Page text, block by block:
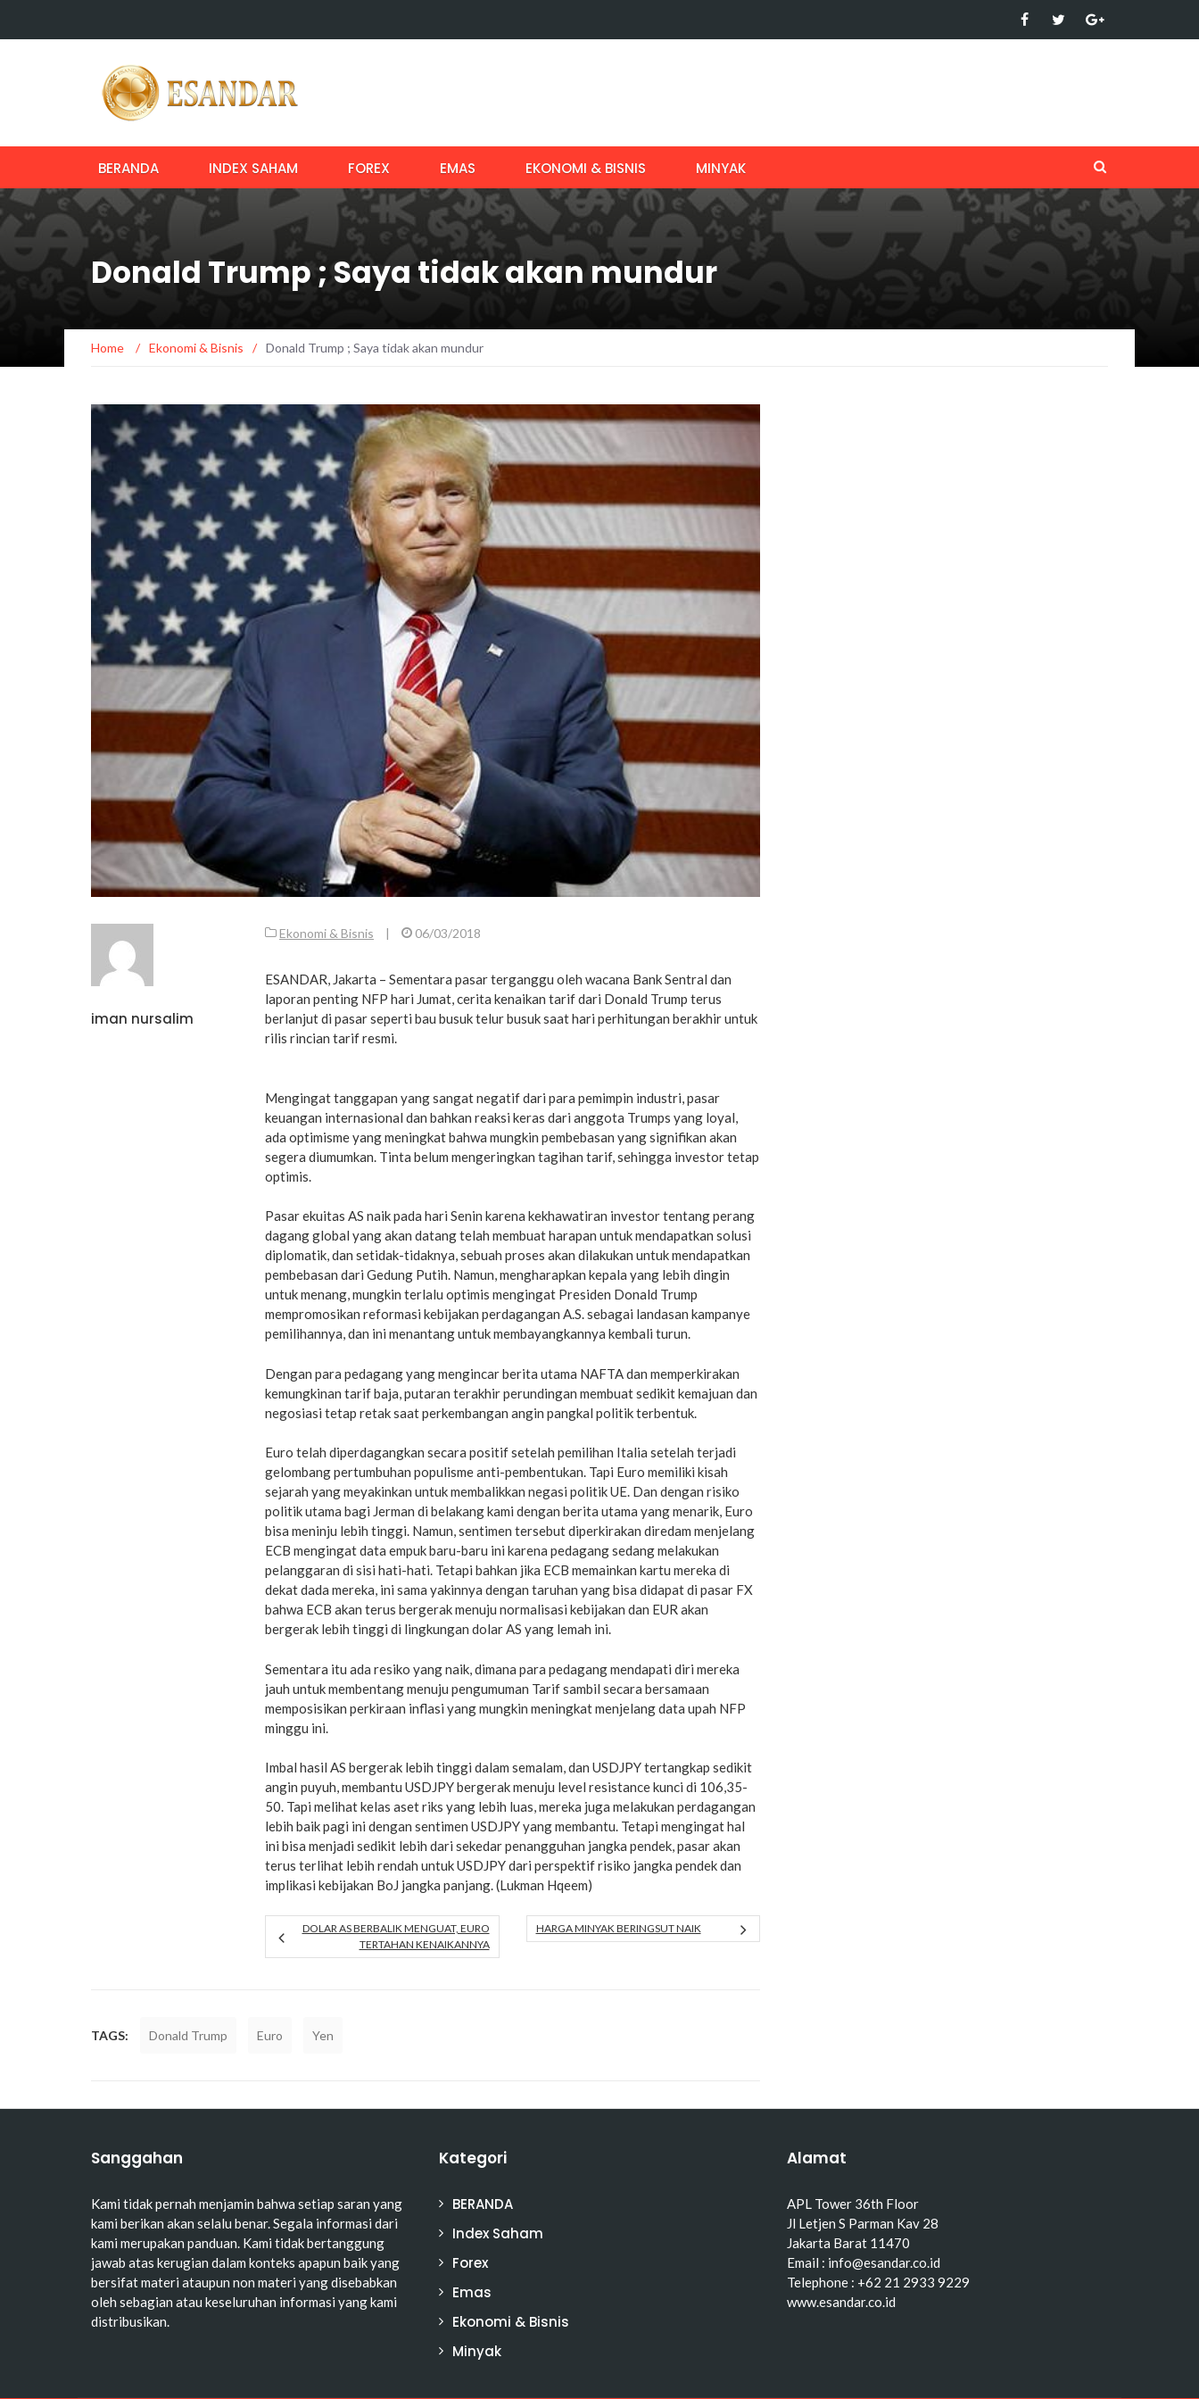
BERANDA INDEX SAHAM FOREX EMAS EKONOMI & BISNIS MINYAK
Donald Trump ; Saya tidak akan mundur
Home / Ekonomi & Bisnis / Donald Trump ; Saya tidak akan mundur
iman nursalim
Ekonomi & Bisnis | 06/03/2018
ESANDAR, Jakarta – Sementara pasar terganggu oleh wacana Bank Sentral dan
laporan penting NFP hari Jumat, cerita kenaikan tarif dari Donald Trump terus
berlanjut di pasar seperti bau busuk telur busuk saat hari perhitungan berakhir untuk
rilis rincian tarif resmi.
Mengingat tanggapan yang sangat negatif dari para pemimpin industri, pasar
keuangan internasional dan bahkan reaksi keras dari anggota Trumps yang loyal,
ada optimisme yang meningkat bahwa mungkin pembebasan yang signifikan akan
segera diumumkan. Tinta belum mengeringkan tagihan tarif, sehingga investor tetap
optimis.
Pasar ekuitas AS naik pada hari Senin karena kekhawatiran investor tentang perang
dagang global yang akan datang telah membuat harapan untuk mendapatkan solusi
diplomatik, dan setidak-tidaknya, sebuah proses akan dilakukan untuk mendapatkan
pembebasan dari Gedung Putih. Namun, mengharapkan kepala yang lebih dingin
untuk menang, mungkin terlalu optimis mengingat Presiden Donald Trump
mempromosikan reformasi kebijakan perdagangan A.S. sebagai landasan kampanye
pemilihannya, dan ini menantang untuk membayangkannya kembali turun.
Dengan para pedagang yang mengincar berita utama NAFTA dan memperkirakan
kemungkinan tarif baja, putaran terakhir perundingan membuat sedikit kemajuan dan
negosiasi tetap retak saat perkembangan angin pangkal politik terbentuk.
Euro telah diperdagangkan secara positif setelah pemilihan Italia setelah terjadi
gelombang pertumbuhan populisme anti-pembentukan. Tapi Euro memiliki kisah
sejarah yang meyakinkan untuk membalikkan negasi politik UE. Dan dengan risiko
politik utama bagi Jerman di belakang kami dengan berita utama yang menarik, Euro
bisa meninju lebih tinggi. Namun, sentimen tersebut diperkirakan diredam menjelang
ECB mengingat data empuk baru-baru ini karena pedagang sedang melakukan
pelanggaran di sisi hati-hati. Tetapi bahkan jika ECB memainkan kartu mereka di
dekat dada mereka, ini sama yakinnya dengan taruhan yang bisa didapat di pasar FX
bahwa ECB akan terus bergerak menuju normalisasi kebijakan dan EUR akan
bergerak lebih tinggi di lingkungan dolar AS yang lemah ini.
Sementara itu ada resiko yang naik, dimana para pedagang mendapati diri mereka
jauh untuk membentang menuju pengumuman Tarif sambil secara bersamaan
memposisikan perkiraan inflasi yang mungkin meningkat menjelang data upah NFP
minggu ini.
Imbal hasil AS bergerak lebih tinggi dalam semalam, dan USDJPY tertangkap sedikit
angin puyuh, membantu USDJPY bergerak menuju level resistance kunci di 106,35-
50. Tapi melihat kelas aset riks yang lebih luas, mereka juga melakukan perdagangan
lebih baik pagi ini dengan sentimen USDJPY yang membantu. Tetapi mengingat hal
ini bisa menjadi sedikit lebih dari sekedar penangguhan jangka pendek, pasar akan
terus terlihat lebih rendah untuk USDJPY dari perspektif risiko jangka pendek dan
implikasi kebijakan BoJ jangka panjang. (Lukman Hqeem)
DOLAR AS BERBALIK MENGUAT, EURO
TERTAHAN KENAIKANNYA
HARGA MINYAK BERINGSUT NAIK
TAGS: Donald Trump Euro Yen
Sanggahan
Kami tidak pernah menjamin bahwa setiap saran yang
kami berikan akan selalu benar. Segala informasi dari
kami merupakan panduan. Kami tidak bertanggung
jawab atas kerugian dalam konteks apapun baik yang
bersifat materi ataupun non materi yang disebabkan
oleh sebagian atau keseluruhan informasi yang kami
distribusikan.
Kategori
BERANDA
Index Saham
Forex
Emas
Ekonomi & Bisnis
Minyak
Alamat
APL Tower 36th Floor
Jl Letjen S Parman Kav 28
Jakarta Barat 11470
Email : info@esandar.co.id
Telephone : +62 21 2933 9229
www.esandar.co.id